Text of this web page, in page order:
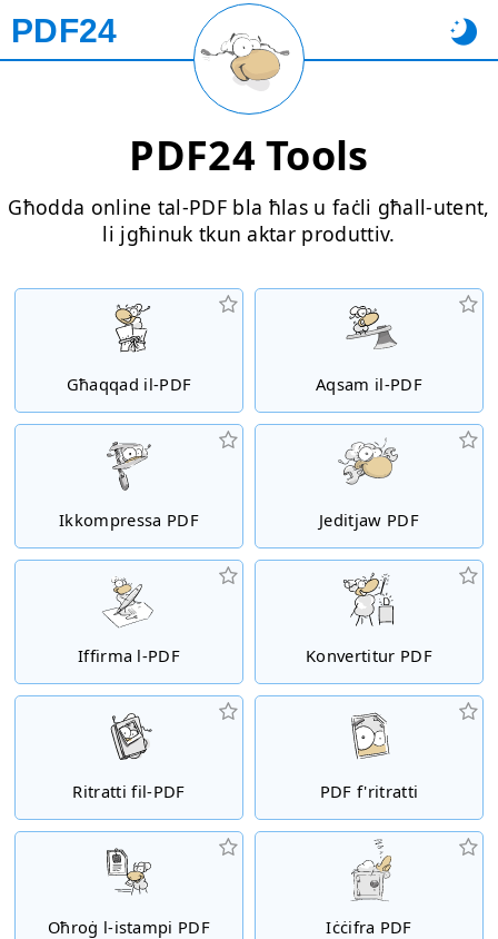
PDF24
PDF24 Tools
Għodda online tal-PDF bla ħlas u faċli għall-utent,
li jgħinuk tkun aktar produttiv.
Għaqqad il-PDF Aqsam il-PDF
Ikkompressa PDF Jeditjaw PDF
Iffirma l-PDF Konvertitur PDF
Ritratti fil-PDF PDF f'ritratti
Oħroġ l-istampi PDF Iċċifra PDF